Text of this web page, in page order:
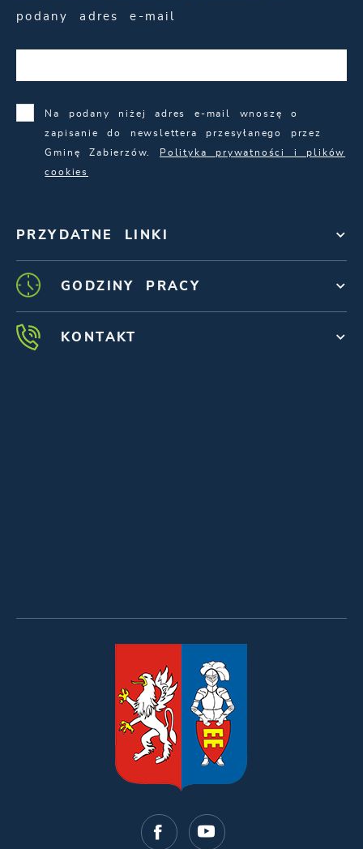
PRZYDATNE LINKI
podany adres e-mail
Na podany niżej adres e-mail wnoszę o
zapisanie do newslettera przesyłanego przez
Gminę Zabierzów.
Polityka prywatności i plików
cookies
GODZINY PRACY
KONTAKT